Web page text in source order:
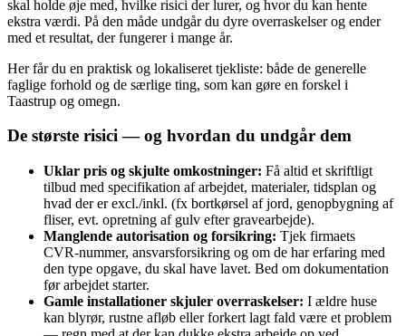
skal holde øje med, hvilke risici der lurer, og hvor du kan hente
ekstra værdi. På den måde undgår du dyre overraskelser og ender
med et resultat, der fungerer i mange år.
Her får du en praktisk og lokaliseret tjekliste: både de generelle
faglige forhold og de særlige ting, som kan gøre en forskel i
Taastrup og omegn.
De største risici — og hvordan du undgår dem
Uklar pris og skjulte omkostninger: Få altid et skriftligt
tilbud med specifikation af arbejdet, materialer, tidsplan og
hvad der er excl./inkl. (fx bortkørsel af jord, genopbygning af
fliser, evt. opretning af gulv efter gravearbejde).
Manglende autorisation og forsikring: Tjek firmaets
CVR‑nummer, ansvarsforsikring og om de har erfaring med
den type opgave, du skal have lavet. Bed om dokumentation
før arbejdet starter.
Gamle installationer skjuler overraskelser: I ældre huse
kan blyrør, rustne afløb eller forkert lagt fald være et problem